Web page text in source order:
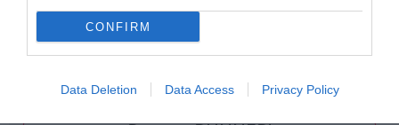
CONFIRM
Data Deletion Data Access Privacy Policy